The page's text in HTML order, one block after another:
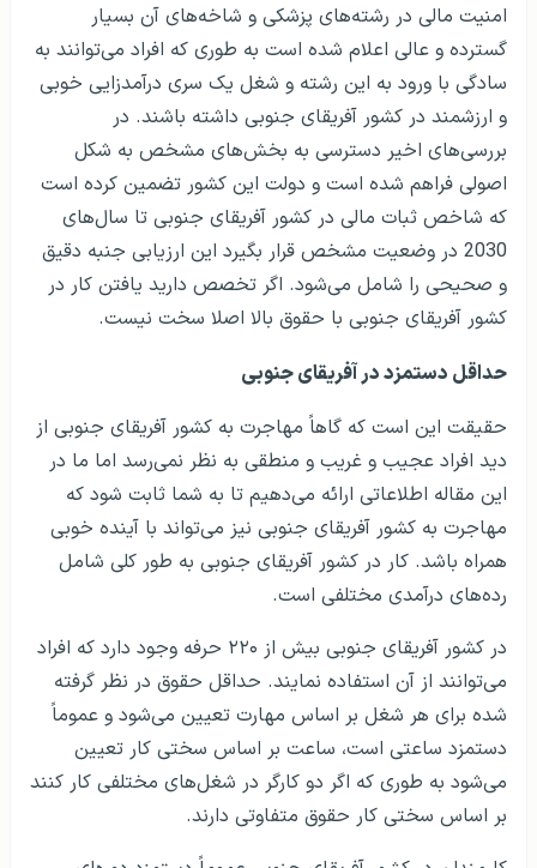
امنیت مالی در رشته‌های پزشکی و شاخه‌های آن بسیار
گسترده و عالی اعلام شده است به طوری که افراد می‌توانند به
سادگی با ورود به این رشته و شغل یک سری درآمدزایی خوبی
و ارزشمند در کشور آفریقای جنوبی داشته باشند. در
بررسی‌های اخیر دسترسی به بخش‌های مشخص به شکل
اصولی فراهم شده است و دولت این کشور تضمین کرده است
که شاخص ثبات مالی در کشور آفریقای جنوبی تا سال‌های
2030 در وضعیت مشخص قرار بگیرد این ارزیابی جنبه دقیق
و صحیحی را شامل می‌شود. اگر تخصص دارید یافتن کار در
کشور آفریقای جنوبی با حقوق بالا اصلا سخت نیست.
حداقل دستمزد در آفریقای جنوبی
حقیقت این است که گاهاً مهاجرت به کشور آفریقای جنوبی از
دید افراد عجیب و غریب و منطقی به نظر نمی‌رسد اما ما در
این مقاله اطلاعاتی ارائه می‌دهیم تا به شما ثابت شود که
مهاجرت به کشور آفریقای جنوبی نیز می‌تواند با آینده خوبی
همراه باشد. کار در کشور آفریقای جنوبی به طور کلی شامل
رده‌های درآمدی مختلفی است.
در کشور آفریقای جنوبی بیش از ۲۲۰ حرفه وجود دارد که افراد
می‌توانند از آن استفاده نمایند. حداقل حقوق در نظر گرفته
شده برای هر شغل بر اساس مهارت تعیین می‌شود و عموماً
دستمزد ساعتی است، ساعت بر اساس سختی کار تعیین
می‌شود به طوری که اگر دو کارگر در شغل‌های مختلفی کار کنند
بر اساس سختی کار حقوق متفاوتی دارند.